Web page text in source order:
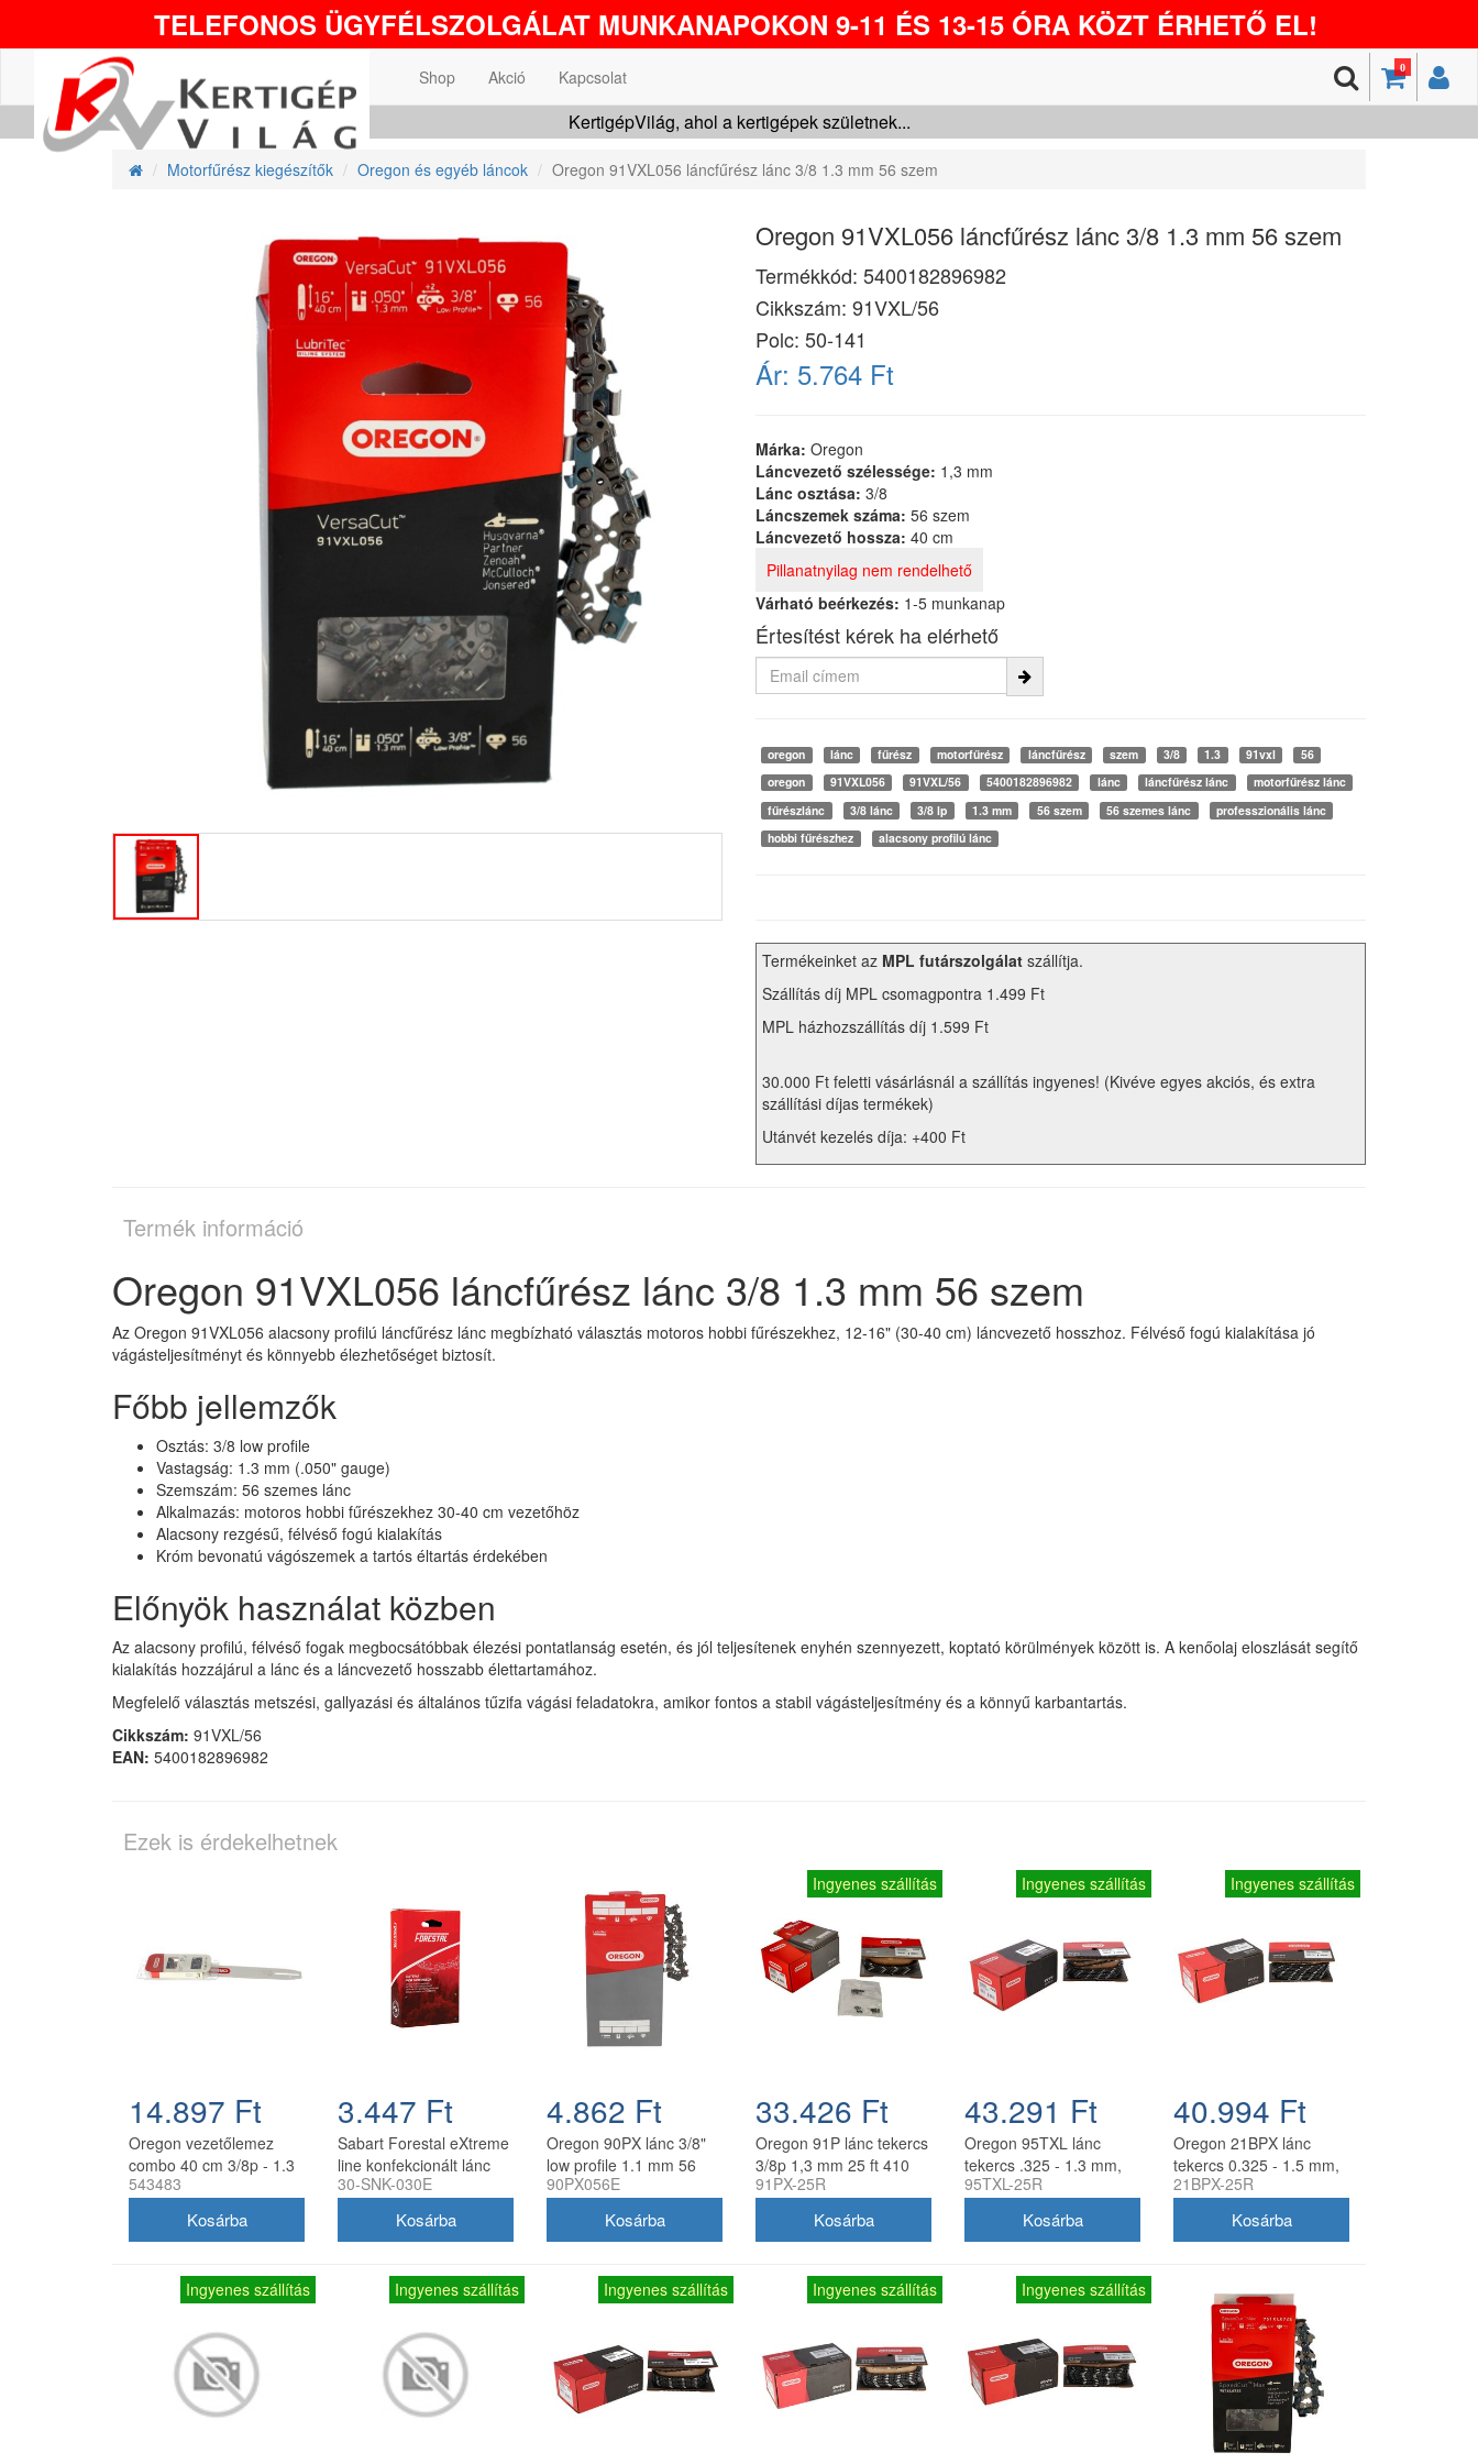
TELEFONOS ÜGYFÉLSZOLGÁLAT MUNKANAPOKON 9-11 ÉS 13-15 ÓRA KÖZT ÉRHETŐ EL!
0
Shop Akció Kapcsolat
KertigépVilág, ahol a kertigépek születnek...
Motorfűrész kiegészítők Oregon és egyéb láncok Oregon 91VXL056 láncfűrész lánc 3/8 1.3 mm 56 szem
Oregon 91VXL056 láncfűrész lánc 3/8 1.3 mm 56 szem
Termékkód: 5400182896982
Cikkszám: 91VXL/56
Polc: 50-141
Ár: 5.764 Ft
Márka: Oregon
Láncvezető szélessége: 1,3 mm
Lánc osztása: 3/8
Láncszemek száma: 56 szem
Láncvezető hossza: 40 cm
Pillanatnyilag nem rendelhető
Várható beérkezés: 1-5 munkanap
Értesítést kérek ha elérhető
oregon lánc fűrész motorfűrész láncfűrész szem 3/8 1.3 91vxl
56
oregon
91VXL056 91VXL/56 5400182896982 lánc láncfűrész lánc
motorfűrész lánc
fűrészlánc
3/8 lánc 3/8 lp 1.3 mm 56 szem 56 szemes lánc
professzionális lánc
hobbi fűrészhez
alacsony profilú lánc
Termékeinket az MPL futárszolgálat szállítja.
Szállítás díj MPL csomagpontra 1.499 Ft
MPL házhozszállítás díj 1.599 Ft
30.000 Ft feletti vásárlásnál a szállítás ingyenes! (Kivéve egyes akciós, és extra
szállítási díjas termékek)
Utánvét kezelés díja: +400 Ft
Termék információ
Oregon 91VXL056 láncfűrész lánc 3/8 1.3 mm 56 szem
Az Oregon 91VXL056 alacsony profilú láncfűrész lánc megbízható választás motoros hobbi fűrészekhez, 12-16" (30-40 cm) láncvezető hosszhoz. Félvéső fogú kialakítása jó
vágásteljesítményt és könnyebb élezhetőséget biztosít.
Főbb jellemzők
Osztás: 3/8 low profile
Vastagság: 1.3 mm (.050" gauge)
Szemszám: 56 szemes lánc
Alkalmazás: motoros hobbi fűrészekhez 30-40 cm vezetőhöz
Alacsony rezgésű, félvéső fogú kialakítás
Króm bevonatú vágószemek a tartós éltartás érdekében
Előnyök használat közben
Az alacsony profilú, félvéső fogak megbocsátóbbak élezési pontatlanság esetén, és jól teljesítenek enyhén szennyezett, koptató körülmények között is. A kenőolaj eloszlását segítő
kialakítás hozzájárul a lánc és a láncvezető hosszabb élettartamához.
Megfelelő választás metszési, gallyazási és általános tűzifa vágási feladatokra, amikor fontos a stabil vágásteljesítmény és a könnyű karbantartás.
Cikkszám: 91VXL/56
EAN: 5400182896982
Ezek is érdekelhetnek
14.897 Ft
Oregon vezetőlemez
combo 40 cm 3/8p - 1.3
mm 56 szemes 2 db 91P
543483
3.447 Ft
Sabart Forestal eXtreme
line konfekcionált lánc
1/4 1.1 30 szemes
fűrészekhez
30-SNK-030E
4.862 Ft
Oregon 90PX lánc 3/8"
low profile 1.1 mm 56
szem
90PX056E
Ingyenes szállítás
33.426 Ft
Oregon 91P lánc tekercs
3/8p 1,3 mm 25 ft 410
szem
91PX-25R
Ingyenes szállítás
43.291 Ft
Oregon 95TXL lánc
tekercs .325 - 1.3 mm,
25 ft, 460 szem
95TXL-25R
Ingyenes szállítás
40.994 Ft
Oregon 21BPX lánc
tekercs 0.325 - 1.5 mm,
25 ft, 460 szem
21BPX-25R
Ingyenes szállítás Ingyenes szállítás Ingyenes szállítás Ingyenes szállítás Ingyenes szállítás